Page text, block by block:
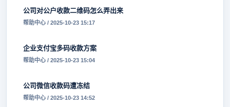
公司对公户收款二维码怎么弄出来
帮助中心 / 2025-10-23 15:17
企业支付宝多码收款方案
帮助中心 / 2025-10-23 15:04
公司微信收款码遭冻结
帮助中心 / 2025-10-23 14:52